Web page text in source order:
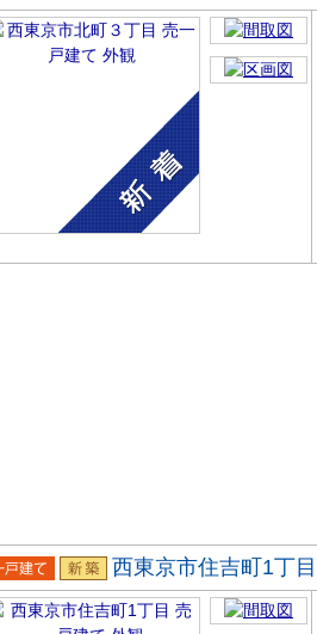
戸建 新築
戸建 新築
西東京市住吉町1丁目